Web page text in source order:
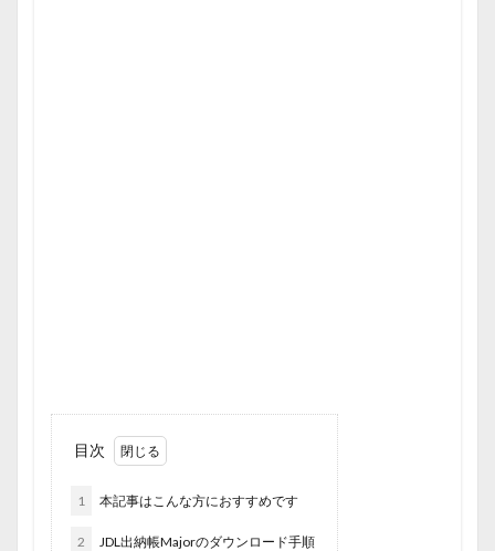
目次
1 本記事はこんな方におすすめです
2 JDL出納帳Majorのダウンロード手順